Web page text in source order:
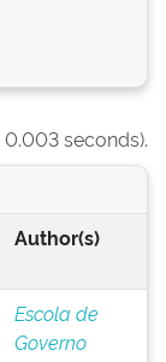
0.003 seconds).
Author(s)
Escola de
Governo